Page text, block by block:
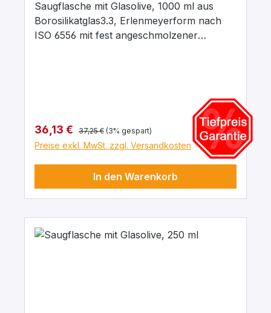
Saugflasche mit Glasolive, 1000 ml aus
Borosilikatglas3.3, Erlenmeyerform nach
ISO 6556 mit fest angeschmolzener
d1 = Aussendurchmesser 1: 125 mm d2 =
Innendurchmesser 2: 45 mm h = Höhe:
230 mm
Verkaufspreis:
36,13 € Regulärer Preis:
37,25 € (3% gespart)
Preise exkl. MwSt. zzgl. Versandkosten
In den Warenkorb